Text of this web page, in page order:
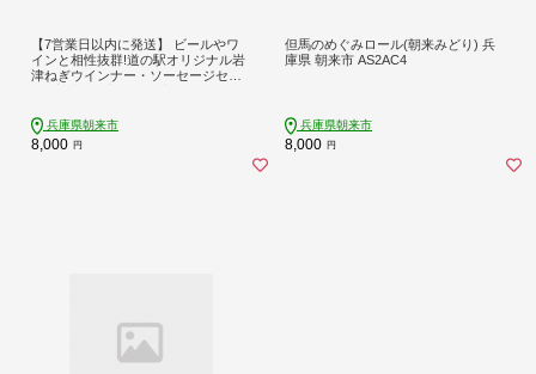
【7営業日以内に発送】 ビールやワ
インと相性抜群!道の駅オリジナル岩
津ねぎウインナー・ソーセージセッ
兵庫県朝来市
8,000 円
但馬のめぐみロール(朝来みどり) 兵
庫県 朝来市 AS2AC4
兵庫県朝来市
8,000 円